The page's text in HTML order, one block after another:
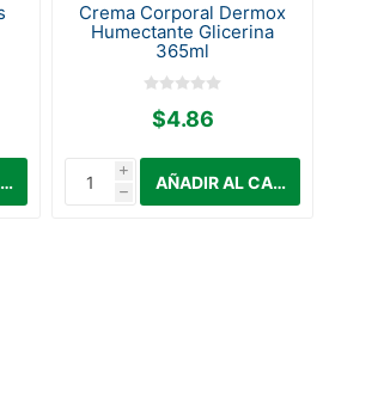
Crema Corporal Dermox
Humectante Glicerina
365ml
$4.86
i
h